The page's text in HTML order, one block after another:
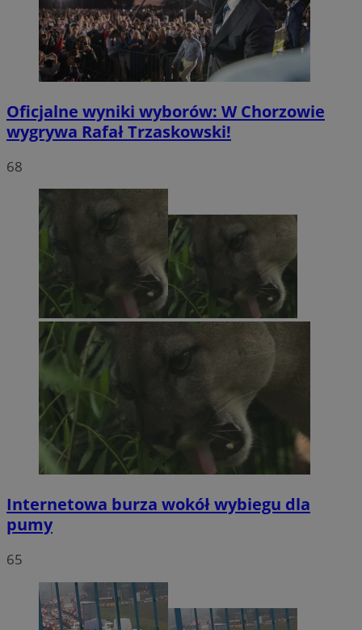
Oficjalne wyniki wyborów: W Chorzowie
wygrywa Rafał Trzaskowski!
68
Internetowa burza wokół wybiegu dla
pumy
65